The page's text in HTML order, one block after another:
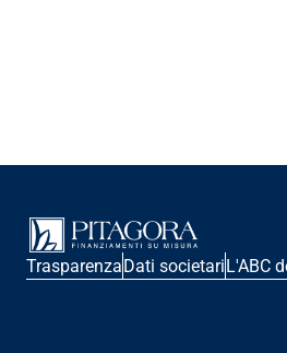
TrasparenzaDati societariL'ABC